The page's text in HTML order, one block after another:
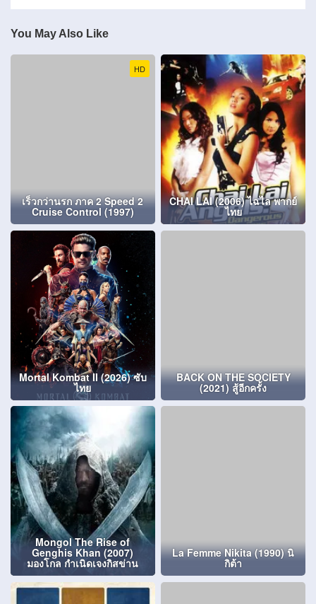
You May Also Like
HD
เร็วกว่านรก ภาค 2 Speed 2
Cruise Control (1997)
CHAI LAI (2006) ไฉไล พากย์
ไทย
Mortal Kombat II (2026) ซับ
ไทย
BACK ON THE SOCIETY
(2021) สู้อีกครั้ง
Mongol The Rise of
Genghis Khan (2007)
มองโกล กำเนิดเจงกิสข่าน
La Femme Nikita (1990) นิ
กิต้า